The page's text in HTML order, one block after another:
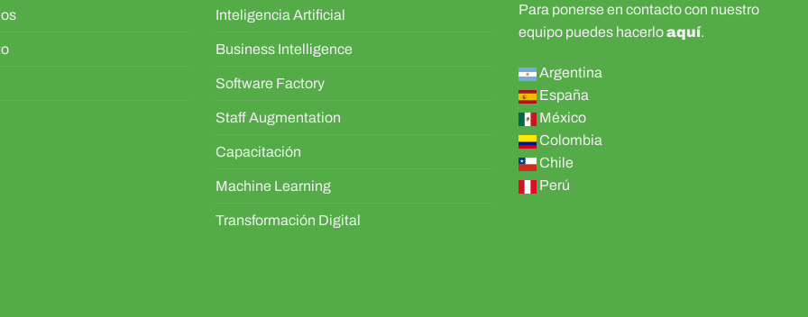
Inteligencia Artificial
Business Intelligence
Software Factory
Staff Augmentation
Capacitación
Machine Learning
Transformación Digital
Para ponerse en contacto con nuestro
equipo puedes hacerloaquí.
Argentina
España
México
Colombia
Chile
Perú